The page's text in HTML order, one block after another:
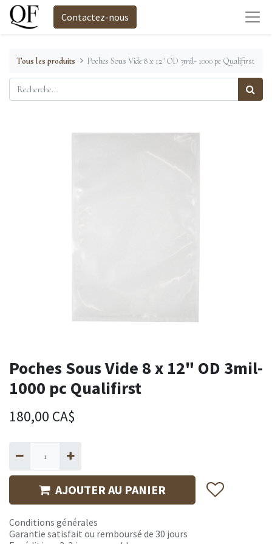
Contactez-nous
Tous les produits Poches Sous Vide 8 x 12" OD 3mil- 1000 pc Qualifirst
Poches Sous Vide 8 x 12" OD 3mil-
1000 pc Qualifirst
180,00 CA$
AJOUTER AU PANIER
Conditions générales
Garantie satisfait ou remboursé de 30 jours